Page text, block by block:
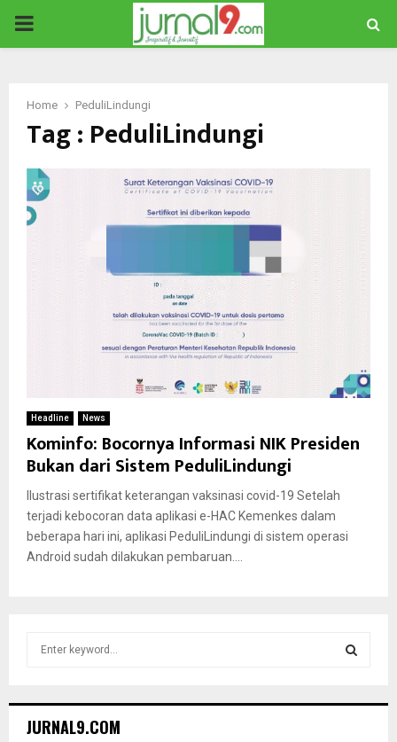
PRIMARY
Home PeduliLindungi
Tag : PeduliLindungi
Headline News
Kominfo: Bocornya Informasi NIK Presiden
Bukan dari Sistem PeduliLindungi
Ilustrasi sertifikat keterangan vaksinasi covid-19 Setelah
terjadi kebocoran data aplikasi e-HAC Kemenkes dalam
beberapa hari ini, aplikasi PeduliLindungi di sistem operasi
Android sudah dilakukan pembaruan....
h
JURNAL9.COM